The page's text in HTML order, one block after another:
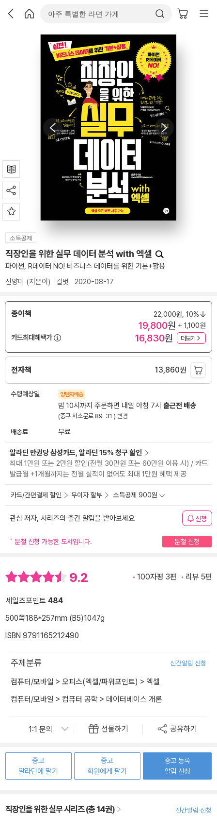
소득공제
직장인을 위한 실무 데이터 분석 with 엑셀
파이썬, R데이터 NO! 비즈니스 데이터를 위한 기본+활용
선양미
(지은이) 길벗 2020-08-17
종이책 22,000원, 10%
19,800원 + 1,100원
카드최대혜택가
16,830원 더보기
전자책 13,860원
수령예상일 양탄자배송
밤 10시까지 주문하면 내일 아침 7시 출근전 배송
(중구 서소문로 89-31 ) 변경
배송료 무료
알라딘 만권당 삼성카드, 알라딘 15% 청구 할인
최대 1만원 또는 2만원 할인(전월 30만원 또는 60만원 이용 시) / 카드
발급월 +1개월까지는 전월 실적이 없어도 최대 1만원 혜택 제공
카드/간편결제 할인 무이자 할부 소득공제 900원
관심 저자, 시리즈의 출간 알림을 받아보세요 신청
분철 신청 가능한 도서입니다. 분철 신청
9.2 100자평 3편 리뷰 5편
세일즈포인트 484
500쪽188*257mm (B5)1047g
ISBN 9791165212490
주제분류 신간알림 신청
컴퓨터/모바일 > 오피스(엑셀/파워포인트) > 엑셀
컴퓨터/모바일 > 컴퓨터 공학 > 데이터베이스 개론
선물하기 공유하기
중고
알라딘에 팔기
중고
회원에게 팔기
중고 등록
알림 신청
직장인을 위한 실무 시리즈 (총 14권) 신간알림 신청